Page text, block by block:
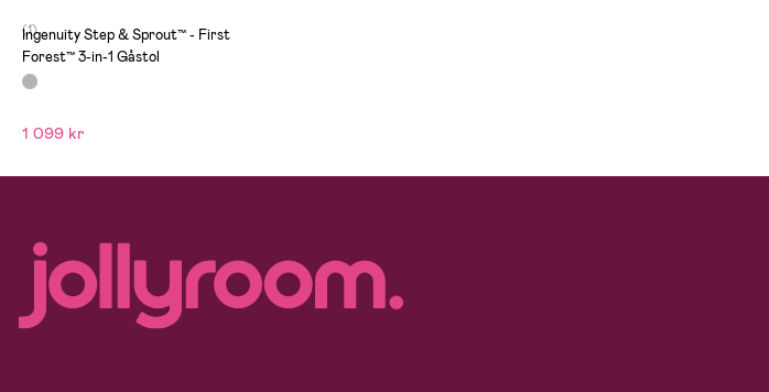
(1)
Ingenuity Step & Sprout™ - First
Forest™ 3-in-1 Gåstol
1 099 kr